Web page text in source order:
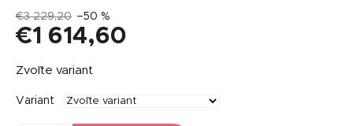
€3 229,20 –50 %
€1 614,60
cena:
Zvoľte variant
Variant